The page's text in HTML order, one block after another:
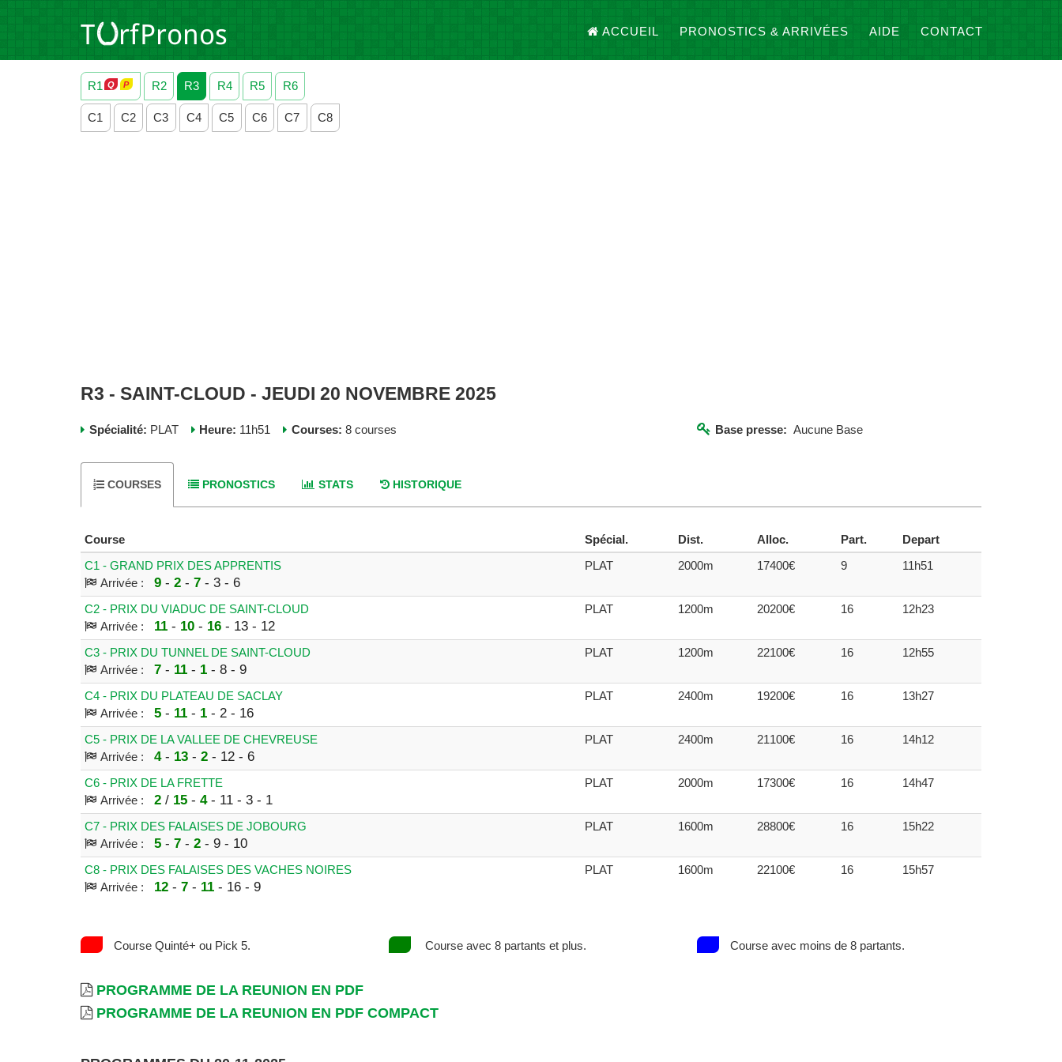
ACCUEIL PRONOSTICS & ARRIVÉES AIDE CONTACT
R1 R2 R3 R4 R5 R6
C1 C2 C3 C4 C5 C6 C7 C8
R3 - SAINT-CLOUD - JEUDI 20 NOVEMBRE 2025
Spécialité: PLAT Heure: 11h51 Courses: 8 courses Base presse: Aucune Base
COURSES PRONOSTICS STATS HISTORIQUE
Course Spécial. Dist. Alloc. Part.
Depart
C1 - GRAND PRIX DES APPRENTIS
Arrivée :
9- 2- 7- 3 - 6
PLAT 2000m 17400€ 9 11h51
C2 - PRIX DU VIADUC DE SAINT-CLOUD
Arrivée :
11- 10- 16- 13 - 12
PLAT 1200m 20200€ 16 12h23
C3 - PRIX DU TUNNEL DE SAINT-CLOUD
Arrivée :
7- 11- 1- 8 - 9
PLAT 1200m 22100€ 16 12h55
C4 - PRIX DU PLATEAU DE SACLAY
Arrivée :
5- 11- 1- 2 - 16
PLAT 2400m 19200€ 16 13h27
C5 - PRIX DE LA VALLEE DE CHEVREUSE
Arrivée :
4- 13- 2- 12 - 6
PLAT 2400m 21100€ 16 14h12
C6 - PRIX DE LA FRETTE
Arrivée :
2/ 15- 4- 11 - 3 - 1
PLAT 2000m 17300€ 16 14h47
C7 - PRIX DES FALAISES DE JOBOURG
Arrivée :
5- 7- 2- 9 - 10
PLAT 1600m 28800€ 16 15h22
C8 - PRIX DES FALAISES DES VACHES NOIRES
Arrivée :
12- 7- 11- 16 - 9
PLAT 1600m 22100€ 16 15h57
Course Quinté+ ou Pick 5. Course avec 8 partants et plus. Course avec moins de 8 partants.
PROGRAMME DE LA REUNION EN PDF
PROGRAMME DE LA REUNION EN PDF COMPACT